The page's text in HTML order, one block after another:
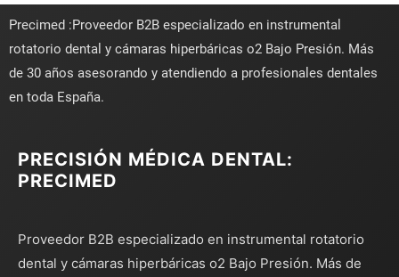
Precimed :Proveedor B2B especializado en instrumental
rotatorio dental y cámaras hiperbáricas o2 Bajo Presión. Más
de 30 años asesorando y atendiendo a profesionales dentales
en toda España.
PRECISIÓN MÉDICA DENTAL:
PRECIMED
Proveedor B2B especializado en instrumental rotatorio
dental y cámaras hiperbáricas o2 Bajo Presión. Más de